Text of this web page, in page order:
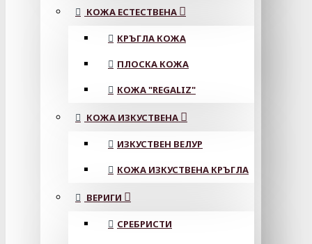
КОЖА ЕСТЕСТВЕНА
КРЪГЛА КОЖА
ПЛОСКА КОЖА
КОЖА "REGALIZ"
КОЖА ИЗКУСТВЕНА
ИЗКУСТВЕН ВЕЛУР
КОЖА ИЗКУСТВЕНА КРЪГЛА
ВЕРИГИ
СРЕБРИСТИ